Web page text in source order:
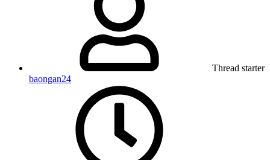
Thread starter
baongan24